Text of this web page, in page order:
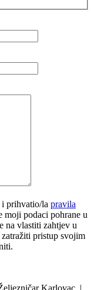
i prihvatio/la pravila
moji podaci pohrane u
na vlastiti zahtjev u
pristup svojim
Karlovac. |